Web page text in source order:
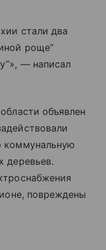
стали два
роще”
— написал
объявлен
коммунальную
деревьев.
повреждены